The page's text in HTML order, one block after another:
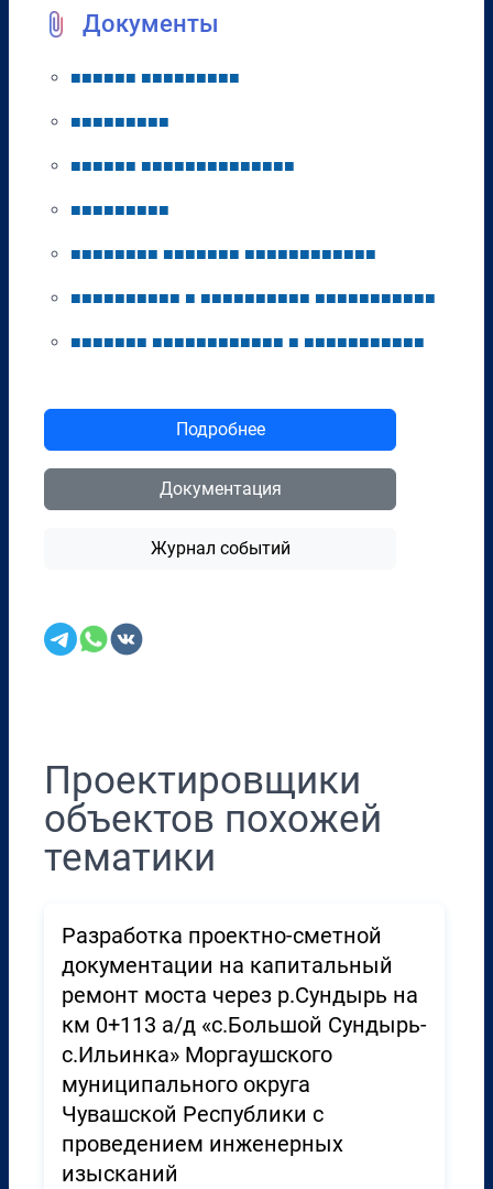
Документы
■■■■■■ ■■■■■■■■■
■■■■■■■■■
■■■■■■ ■■■■■■■■■■■■■■
■■■■■■■■■
■■■■■■■■ ■■■■■■■ ■■■■■■■■■■■■
■■■■■■■■■■ ■ ■■■■■■■■■■ ■■■■■■■■■■■
■■■■■■■ ■■■■■■■■■■■■ ■ ■■■■■■■■■■■
Подробнее
Документация
Журнал событий
Проектировщики
объектов похожей
тематики
Разработка проектно-сметной
документации на капитальный
ремонт моста через р.Сундырь на
км 0+113 а/д «с.Большой Сундырь-
с.Ильинка» Моргаушского
муниципального округа
Чувашской Республики с
проведением инженерных
изысканий